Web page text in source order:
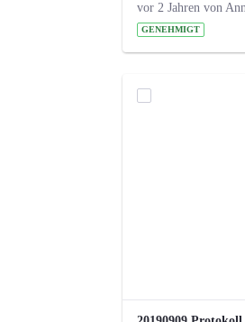
vor 2 Jahren von
GENEHMIGT